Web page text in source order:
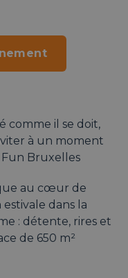
comme il se doit,
à un moment
Fun Bruxelles
au cœur de
dans la
: détente, rires et
de 650 m²